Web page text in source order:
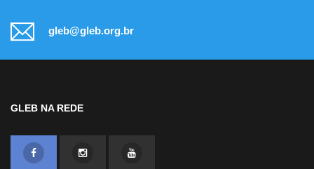
gleb@gleb.org.br
GLEB NA REDE